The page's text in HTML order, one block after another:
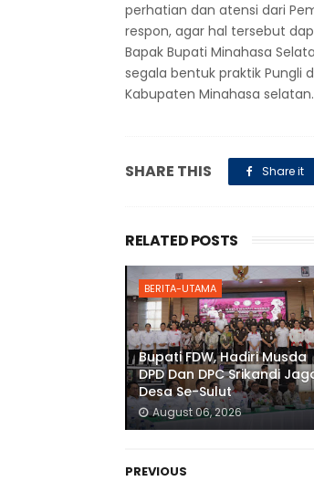
perhatian dan atensi dari
respon, agar hal tersebut
Bapak Bupati Minahasa
segala bentuk praktik Pungli
Kabupaten Minahasa selatan.
SHARE THIS Share it
RELATED POSTS
BERITA-UTAMA
Bupati FDW, Hadiri Musda
DPD Dan DPC Srikandi
Desa Se-Sulut
August 06, 2026
PREVIOUS